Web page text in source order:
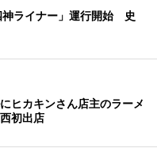
神ライナー」運行開始 史
ヒカキンさん店主のラーメ
初出店